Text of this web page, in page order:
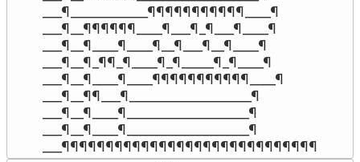
___¶____________¶¶¶¶¶¶¶¶¶¶¶____¶
___¶__¶¶¶¶¶¶____¶___¶_¶___¶____¶
___¶__¶____¶____¶__¶___¶__¶____¶
___¶__¶_¶¶_¶____¶_¶_____¶_¶____¶
___¶__¶____¶____¶¶¶¶¶¶¶¶¶¶¶____¶
___¶__¶¶___¶___________________¶
___¶__¶____¶___________________¶
___¶__¶____¶___________________¶
___¶¶¶¶¶¶¶¶¶¶¶¶¶¶¶¶¶¶¶¶¶¶¶¶¶¶¶¶¶